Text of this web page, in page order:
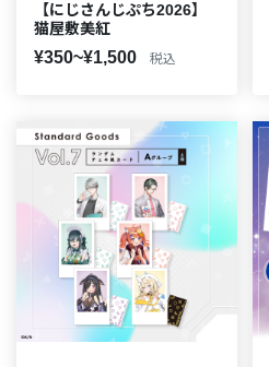
【にじさんじぷち2026】
猫屋敷美紅
¥350~¥1,500 税込